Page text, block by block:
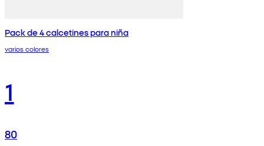
Pack de 4 calcetines para niña
varios colores
1
80